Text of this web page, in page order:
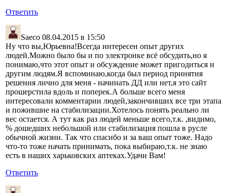
Ответить
Saeco 08.04.2015 в 15:50
Ну что вы,Юрьевна!Всегда интересен опыт других
людей.Можно было бы и по электронке всё обсудить,но я
понимаю,что этот опыт и обсуждение может пригодиться и
другим людям.Я вспоминаю,когда был период принятия
решения лично для меня - начинать ДД или нет,я это сайт
прошерстила вдоль и поперек.А больше всего меня
интересовали комментарии людей,закончивших все три этапа
и пожившие на стабилизации.Хотелось понять реально ли
вес остается. А тут как раз людей меньше всего,т.к. ,видимо,
% дошедших небольшой или стабилизация пошла в русле
обычной жизни. Так что спасибо и за ваш опыт тоже. Надо
что-то тоже начать принимать, пока выбираю,т.к. не знаю
есть в наших харьковских аптеках.Удачи Вам!
Ответить